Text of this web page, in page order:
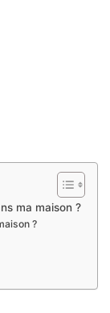
ma maison ?
?